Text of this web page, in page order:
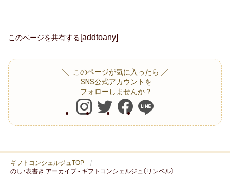
子供（ 赤ちゃん・孫 )
60代女性
上司・先輩
70代女性
同僚
このページを共有する[addtoany]
このページが気に入ったら
SNS公式アカウントを
フォローしませんか？
ギフトコンシェルジュTOP
のし・表書き アーカイブ - ギフトコンシェルジュ〔リンベル〕